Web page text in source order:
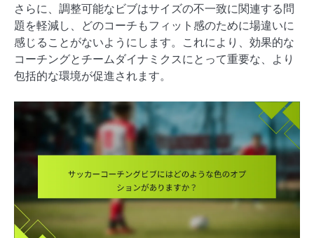
さらに、調整可能なビブはサイズの不一致に関連する問
題を軽減し、どのコーチもフィット感のために場違いに
感じることがないようにします。これにより、効果的な
コーチングとチームダイナミクスにとって重要な、より
包括的な環境が促進されます。